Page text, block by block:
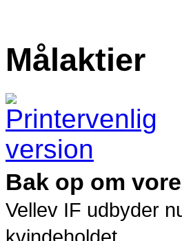
Målaktier
Bak op om
Vellev IF udbyder